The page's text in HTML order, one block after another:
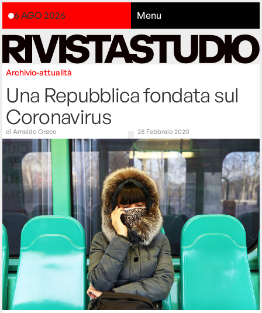
6 AGO 2026 Menu
Archivio-attualità
Una Repubblica fondata sul
Coronavirus
diArnaldo Greco 28 Febbraio 2020